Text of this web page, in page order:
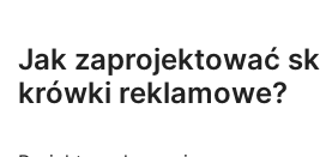
Jak zaprojektować
krówki reklamowe?